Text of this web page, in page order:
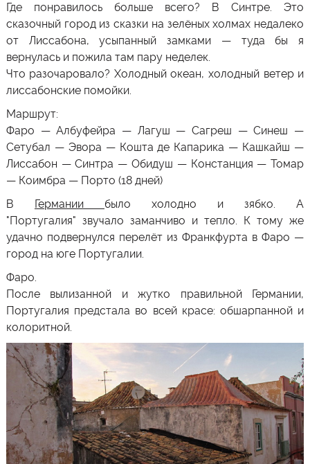
Где понравилось больше всего? В Синтре. Это
сказочный город из сказки на зелёных холмах недалеко
от Лиссабона, усыпанный замками — туда бы я
вернулась и пожила там пару неделек.
Что разочаровало? Холодный океан, холодный ветер и
лиссабонские помойки.
Маршрут:
Фаро — Албуфейра — Лагуш — Сагреш — Синеш —
Сетубал — Эвора — Кошта де Капарика — Кашкайш —
Лиссабон — Синтра — Обидуш — Констанция — Томар
— Коимбра — Порто (18 дней)
В Германии было холодно и зябко. А
"Португалия" звучало заманчиво и тепло. К тому же
удачно подвернулся перелёт из Франкфурта вФаро —
город на юге Португалии.
Фаро.
После вылизанной и жутко правильной Германии,
Португалия предстала во всей красе: обшарпанной и
колоритной.